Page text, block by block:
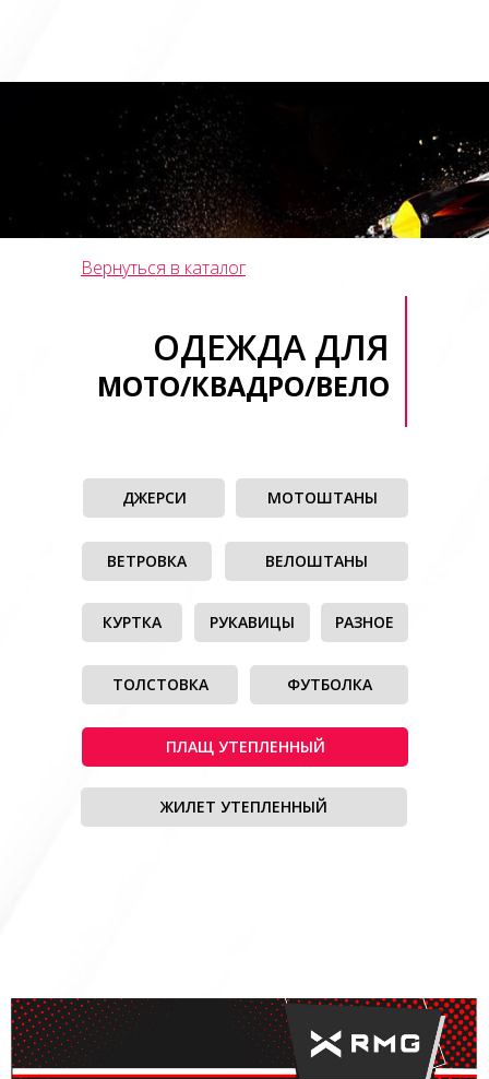
ОДЕЖДА ДЛЯ
МОТО/КВАДРО/ВЕЛО
Вернуться в каталог
ДЖЕРСИ МОТОШТАНЫ
ВЕЛОШТАНЫ
ТОЛСТОВКА
ВЕТРОВКА
КУРТКА РУКАВИЦЫ
ФУТБОЛКА
ПЛАЩ УТЕПЛЕННЫЙ
ЖИЛЕТ УТЕПЛЕННЫЙ
РАЗНОЕ